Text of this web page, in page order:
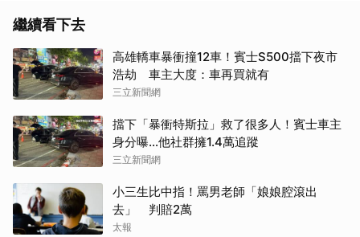
繼續看下去
高雄轎車暴衝撞12車！賓士S500擋下夜市
浩劫 車主大度：車再買就有
三立新聞網
擋下「暴衝特斯拉」救了很多人！賓士車主
身分曝…他社群擁1.4萬追蹤
三立新聞網
小三生比中指！罵男老師「娘娘腔滾出
去」 判賠2萬
太報